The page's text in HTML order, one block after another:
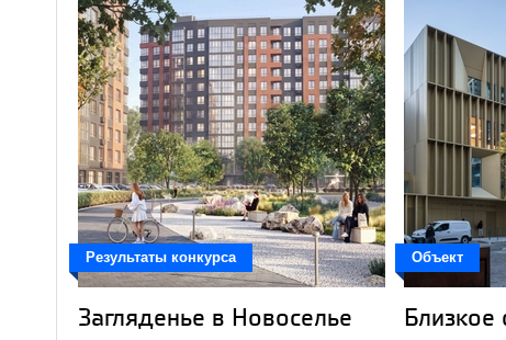
Результаты конкурса
Загляденье в Новоселье
Объект
Близкое